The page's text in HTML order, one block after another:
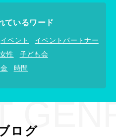
ているワード
イベント
イベントパートナー
女性
子ども会
時間
ログ